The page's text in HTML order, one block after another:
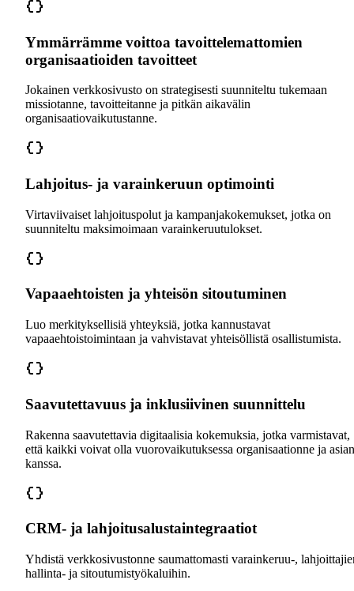
Ymmärrämme voittoa tavoittelemattomien
organisaatioiden tavoitteet
Jokainen verkkosivusto on strategisesti suunniteltu tukemaan
missiotanne, tavoitteitanne ja pitkän aikavälin
organisaatiovaikutustanne.
Lahjoitus- ja varainkeruun optimointi
Virtaviivaiset lahjoituspolut ja kampanjakokemukset, jotka on
suunniteltu maksimoimaan varainkeruutulokset.
Vapaaehtoisten ja yhteisön sitoutuminen
Luo merkityksellisiä yhteyksiä, jotka kannustavat
vapaaehtoistoimintaan ja vahvistavat yhteisöllistä osallistumista.
Saavutettavuus ja inklusiivinen suunnittelu
Rakenna saavutettavia digitaalisia kokemuksia, jotka varmistavat,
että kaikki voivat olla vuorovaikutuksessa organisaationne ja
kanssa.
CRM- ja lahjoitusalustaintegraatiot
Yhdistä verkkosivustonne saumattomasti varainkeruu-,
hallinta- ja sitoutumistyökaluihin.